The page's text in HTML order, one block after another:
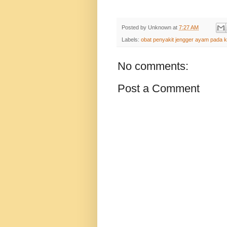
Posted by Unknown at 7:27 AM
Labels: obat penyakit jengger ayam pada
No comments:
Post a Comment